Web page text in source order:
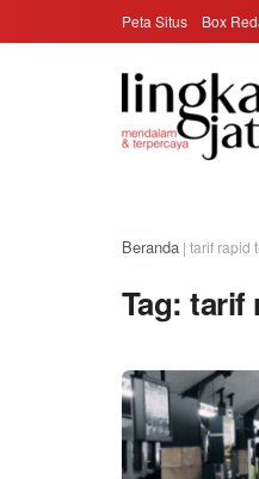
Peta Situs Box
Beranda | tarif rapid
Tag:tarif